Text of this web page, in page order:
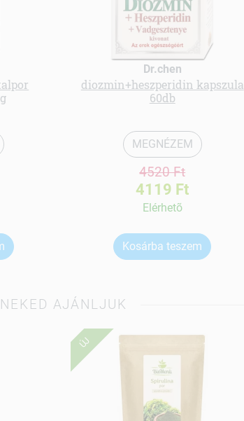
Dr.chen
diozmin+heszperidin kapszula
60db
MEGNÉZEM
4520 Ft
4119 Ft
Elérhetõ
Kosárba teszem
NEKED AJÁNLJUK
ÚJ